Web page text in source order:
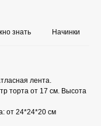
знать Начинки
лента.
торта от 17 см. Высота
от 24*24*20 см